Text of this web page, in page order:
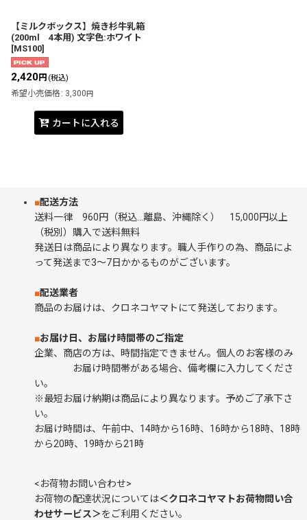
【ミルクボックス】焼き杉牛乳箱
(200ml 4本用) 文字色:ホワイト
[MS100]
2,420円 (税込)
希望小売価格 : 3,300円
カートに入れる
■配送方法
送料一律 960円（税込…離島、沖縄除く） 15,000円以上
（税別）購入で送料無料
発送日は商品により異なります。職人手作りの為、商品によ
って発送まで3～7日かかるものがございます。
■配送業者
商品のお届けは、クロネコヤマトにて発送しております。
■お届け日、お届け時間帯のご指定
企業、商店の方は、時間指定できません。個人のお客様のみ
お届け時間帯がある場合、備考欄に入力してくださ
い。
※最短お届け納期は商品により異なります。予めご了承下さ
い。
お届け時間は、午前中、14時から16時、16時から18時、18時
から20時、19時から21時
<お荷物お問い合わせ>
お荷物の配達状況については＜クロネコヤマトお荷物問い合
わせサービス＞をご利用ください。